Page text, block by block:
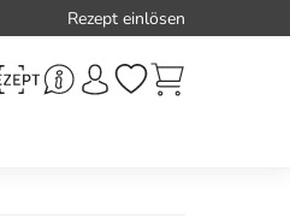
Rezept einlösen